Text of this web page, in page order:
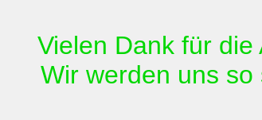
Vielen Dank für
Wir werden uns